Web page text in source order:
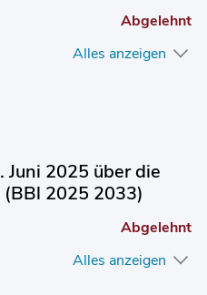
Abgelehnt
Alles anzeigen
Juni 2025 über die
2025 2033)
Abgelehnt
Alles anzeigen